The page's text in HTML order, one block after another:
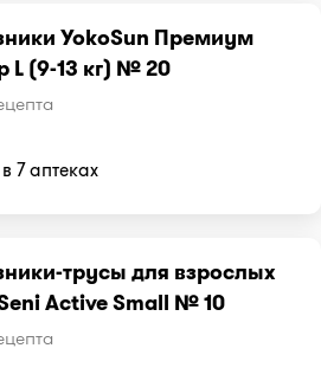
YokoSun Премиум
L (9-13 кг) № 20
7 аптеках
трусы для взрослых
Active Small № 10